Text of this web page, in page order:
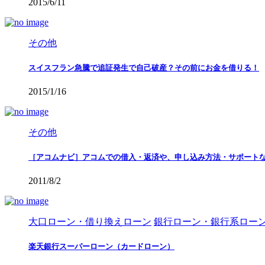
その他
スイスフラン急騰で追証発生で自己破産？その前にお金を借りる！
2015/1/16
その他
［アコムナビ］アコムでの借入・返済や、申し込み方法・サポート
2011/8/2
大口ローン・借り換えローン 銀行ローン・銀行系ロー
楽天銀行スーパーローン（カードローン）